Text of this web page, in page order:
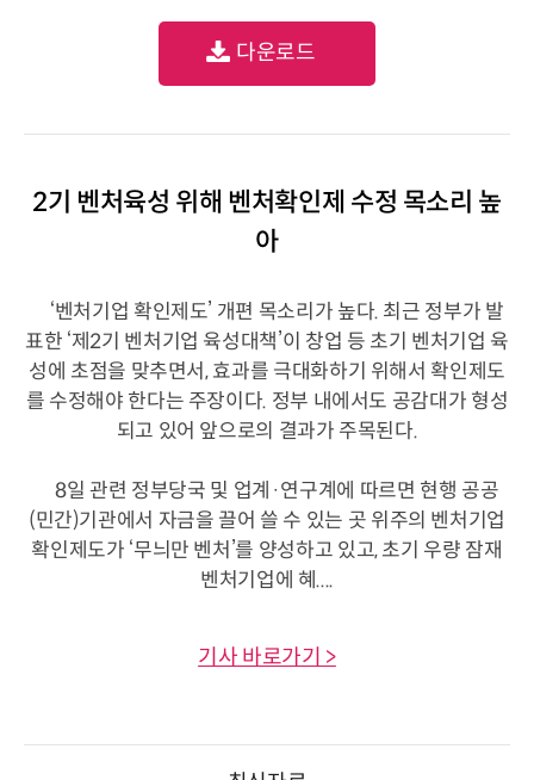
다운로드
2기 벤처육성 위해 벤처확인제 수정 목소리 높
아
‘벤처기업 확인제도’ 개편 목소리가 높다. 최근 정부가 발
표한 ‘제2기 벤처기업 육성대책’이 창업 등 초기 벤처기업 육
성에 초점을 맞추면서, 효과를 극대화하기 위해서 확인제도
를 수정해야 한다는 주장이다. 정부 내에서도 공감대가 형성
되고 있어 앞으로의 결과가 주목된다.
8일 관련 정부당국 및 업계·연구계에 따르면 현행 공공
(민간)기관에서 자금을 끌어 쓸 수 있는 곳 위주의 벤처기업
확인제도가 ‘무늬만 벤처’를 양성하고 있고, 초기 우량 잠재
벤처기업에 혜....
기사 바로가기 >